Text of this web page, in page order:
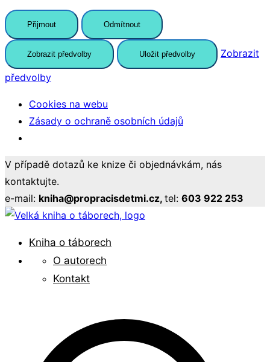
Přijmout Odmítnout
Zobrazit předvolby Uložit předvolby
Zobrazit
předvolby
Cookies na webu
Zásady o ochraně osobních údajů
Přeskočit
na
obsah
V případě dotazů ke knize či objednávkám, nás
kontaktujte.
e-mail: kniha@propracisdetmi.cz, tel: 603 922 253
Velká kniha o táborech
Pro pracovníky s mládeží
Kniha o táborech
O autorech
Kontakt